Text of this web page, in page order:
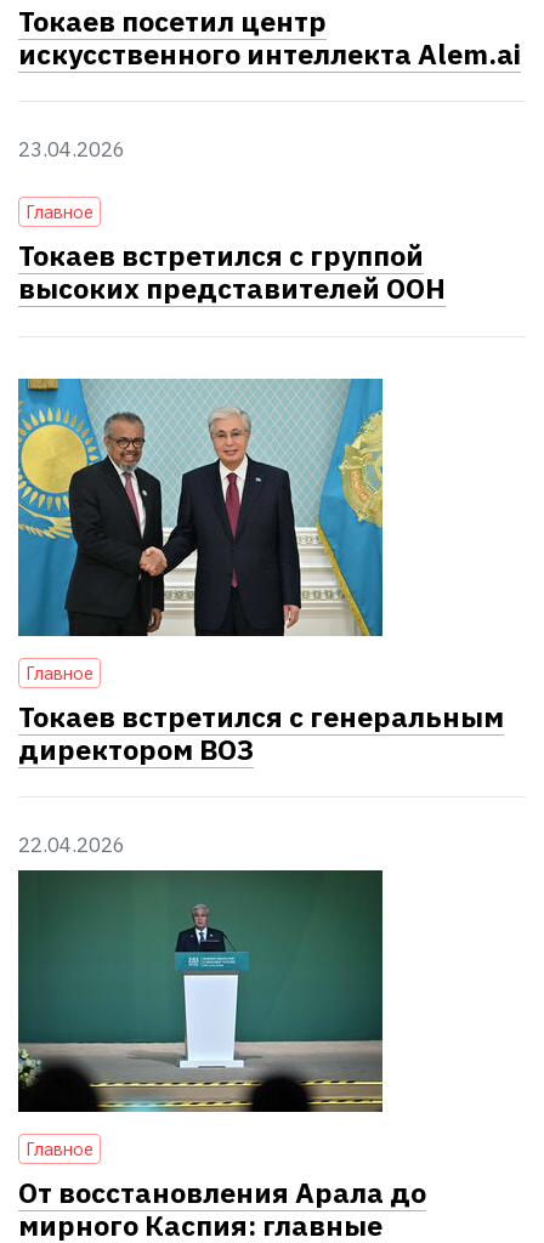
Токаев посетил центр
искусственного интеллекта Alem.ai
23.04.2026
Главное
Токаев встретился с группой
высоких представителей ООН
Главное
Токаев встретился с генеральным
директором ВОЗ
22.04.2026
Главное
От восстановления Арала до
мирного Каспия: главные